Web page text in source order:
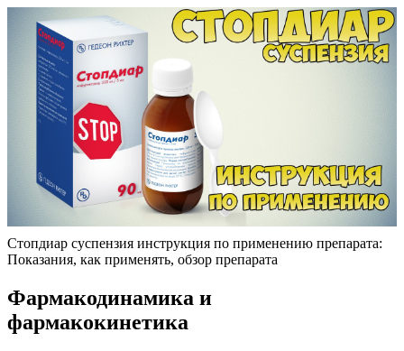
Стопдиар суспензия инструкция по применению препарата:
Показания, как применять, обзор препарата
Фармакодинамика и
фармакокинетика